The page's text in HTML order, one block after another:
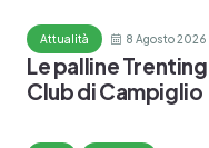
Attualità 8 Agosto 2026
Le palline
Club di Campiglio